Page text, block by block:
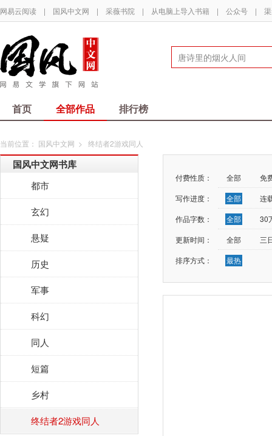
网易云阅读 | 国风中文网 | 采薇书院 | 从电脑上导入书籍 | 公众号 |
首页 全部作品 排行榜
当前位置： 国风中文网 > 终结者2游戏同人
国风中文网书库
都市
玄幻
悬疑
历史
军事
科幻
同人
短篇
乡村
终结者2游戏同人
付费性质： 全部
免
写作进度：
全部
连
作品字数：
全部
30
更新时间：
全部
三
排序方式：
最热